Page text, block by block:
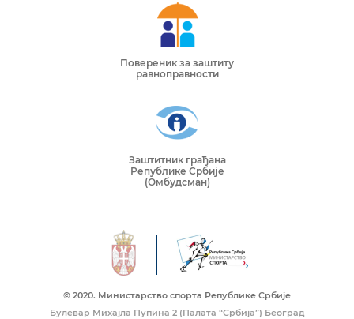
Повереник за заштиту
равноправности
Заштитник грађана
Републике Србије
(Омбудсман)
© 2020. Mинистарство спорта Републике Србије
Булевар Михајла Пупина 2 (Палата “Србија”) Београд